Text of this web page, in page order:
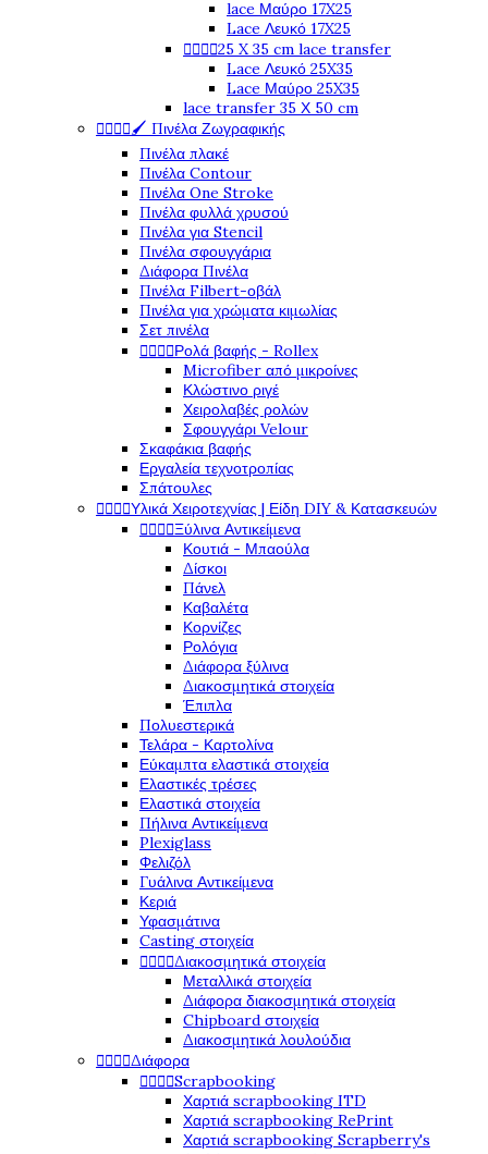
lace Μαύρο 17X25
Lace Λευκό 17X25
25 X 35 cm lace transfer
Lace Λευκό 25X35
Lace Μαύρο 25X35
lace transfer 35 Χ 50 cm
🖌️ Πινέλα Ζωγραφικής
Πινέλα πλακέ
Πινέλα Contour
Πινέλα One Stroke
Πινέλα φυλλά χρυσού
Πινέλα για Stencil
Πινέλα σφουγγάρια
Διάφορα Πινέλα
Πινέλα Filbert-οβάλ
Πινέλα για χρώματα κιμωλίας
Σετ πινέλα
Ρολά βαφής - Rollex
Microfiber από μικροίνες
Κλώστινο ριγέ
Χειρολαβές ρολών
Σφουγγάρι Velour
Σκαφάκια βαφής
Εργαλεία τεχνοτροπίας
Σπάτουλες
Υλικά Χειροτεχνίας | Είδη DIY & Κατασκευών
Ξύλινα Αντικείμενα
Κουτιά - Μπαούλα
Δίσκοι
Πάνελ
Καβαλέτα
Κορνίζες
Ρολόγια
Διάφορα ξύλινα
Διακοσμητικά στοιχεία
Έπιπλα
Πολυεστερικά
Τελάρα - Καρτολίνα
Εύκαμπτα ελαστικά στοιχεία
Ελαστικές τρέσες
Ελαστικά στοιχεία
Πήλινα Αντικείμενα
Plexiglass
Φελιζόλ
Γυάλινα Αντικείμενα
Κεριά
Υφασμάτινα
Casting στοιχεία
Διακοσμητικά στοιχεία
Μεταλλικά στοιχεία
Διάφορα διακοσμητικά στοιχεία
Chipboard στοιχεία
Διακοσμητικά λουλούδια
Διάφορα
Scrapbooking
Χαρτιά scrapbooking ITD
Χαρτιά scrapbooking RePrint
Χαρτιά scrapbooking Scrapberry's